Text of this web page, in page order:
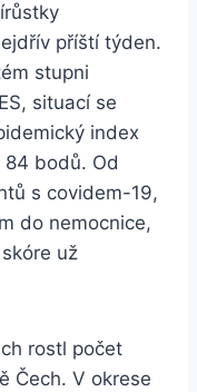
příští týden.
stupni
situací se
index
84 bodů. Od
s covidem-19,
do nemocnice,
už
rostl počet
Čech. V okrese